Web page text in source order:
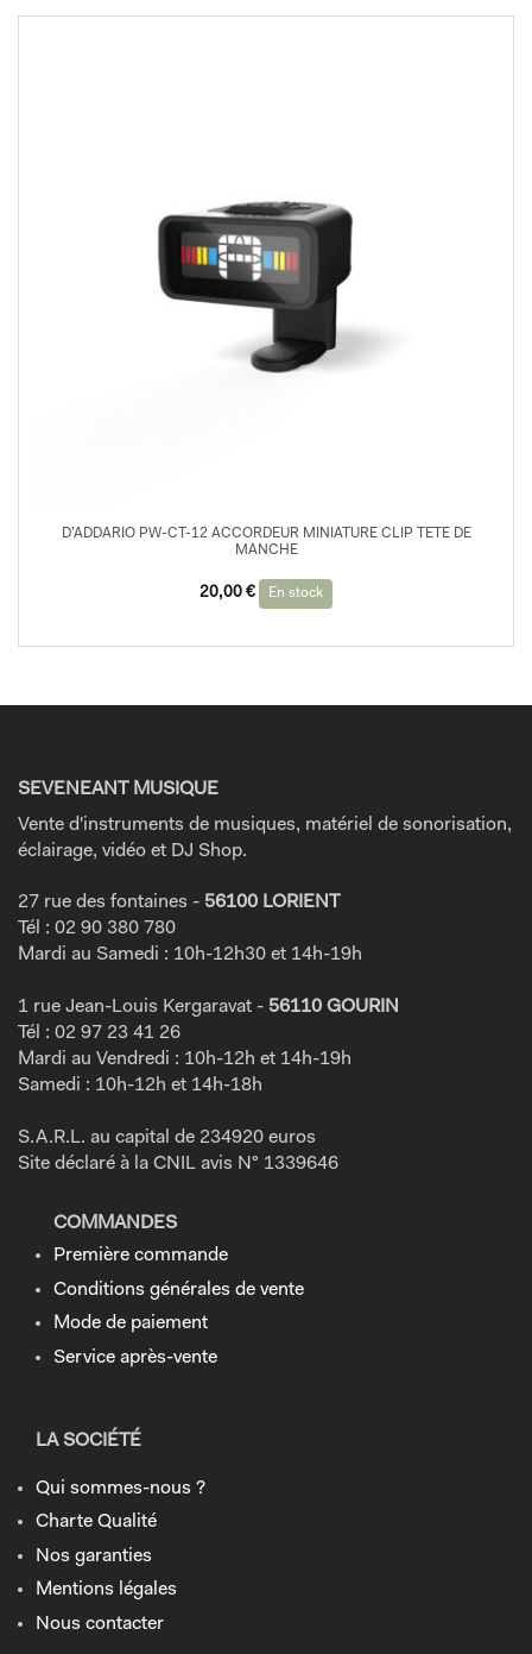
D’ADDARIO PW-CT-12 ACCORDEUR MINIATURE CLIP TETE DE
MANCHE
20,00 € En stock
SEVENEANT MUSIQUE
Vente d'instruments de musiques, matériel de sonorisation,
éclairage, vidéo et DJ Shop.
27 rue des fontaines - 56100 LORIENT
Tél : 02 90 380 780
Mardi au Samedi : 10h-12h30 et 14h-19h
1 rue Jean-Louis Kergaravat - 56110 GOURIN
Tél : 02 97 23 41 26
Mardi au Vendredi : 10h-12h et 14h-19h
Samedi : 10h-12h et 14h-18h
S.A.R.L. au capital de 234920 euros
Site déclaré à la CNIL avis N° 1339646
COMMANDES
Première commande
Conditions générales de vente
Mode de paiement
Service après-vente
LA SOCIÉTÉ
Qui sommes-nous ?
Charte Qualité
Nos garanties
Mentions légales
Nous contacter